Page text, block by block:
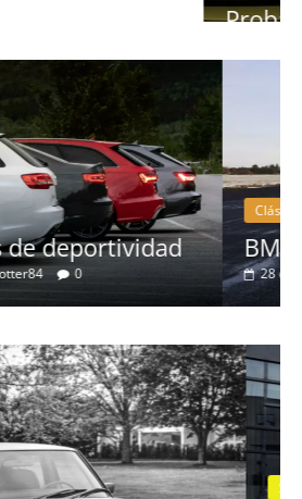
el Mercedes-Benz A200d
7: lujo desde 1977